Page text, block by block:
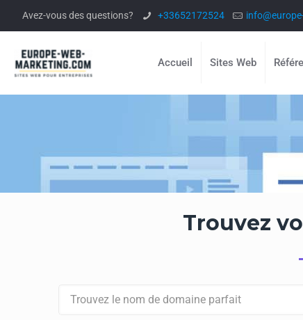
Avez-vous des questions? +33652172524
Accueil Sites Web
Trouvez